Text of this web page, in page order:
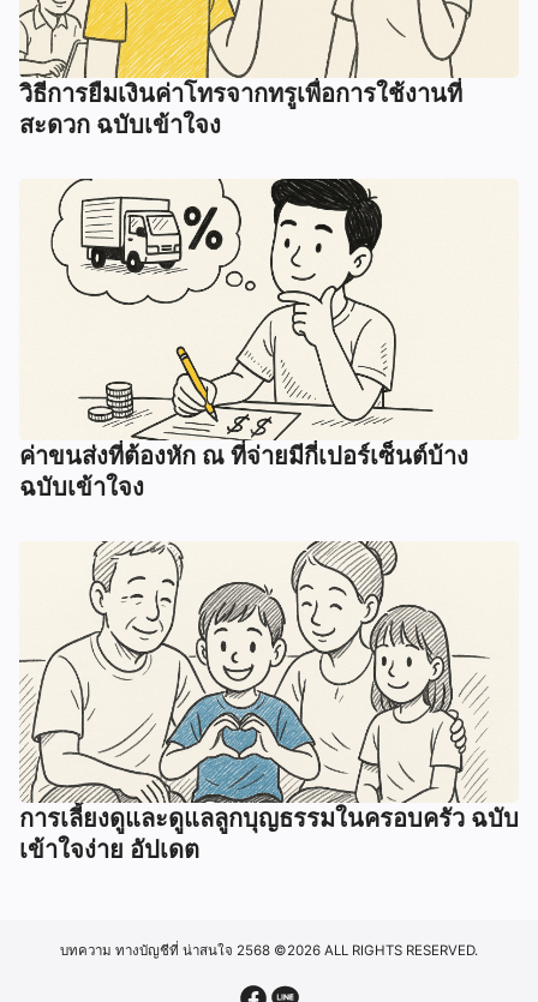
วิธีการยืมเงินค่าโทรจากทรูเพื่อการใช้งานที่
สะดวก ฉบับเข้าใจง
ค่าขนส่งที่ต้องหัก ณ ที่จ่ายมีกี่เปอร์เซ็นต์บ้าง
ฉบับเข้าใจง
การเลี้ยงดูและดูแลลูกบุญธรรมในครอบครัว ฉบับ
เข้าใจง่าย อัปเดต
บทความ ทางบัญชีที่ น่าสนใจ 2568 ©2026 ALL RIGHTS RESERVED.